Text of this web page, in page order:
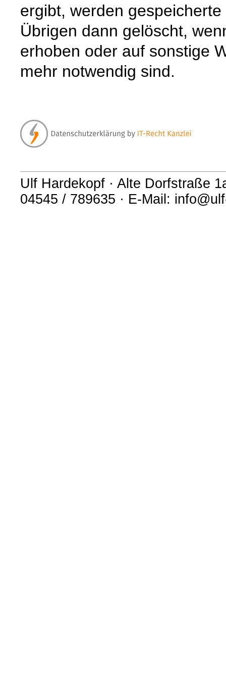
ergibt, werden
Übrigen dann gelöscht,
erhoben oder auf sonstige
mehr notwendig sind.
Ulf Hardekopf · Alte Dorfstraße
04545 / 789635 · E-Mail: